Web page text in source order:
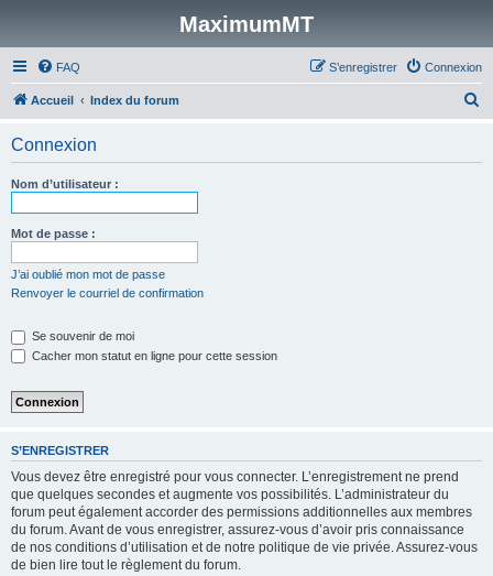
MaximumMT
FAQ Connexion
S’enregistrer
Accueil Index du forum
Connexion
Nom d’utilisateur :
Mot de passe :
J’ai oublié mon mot de passe
Renvoyer le courriel de confirmation
Se souvenir de moi
Cacher mon statut en ligne pour cette session
S’ENREGISTRER
Vous devez être enregistré pour vous connecter. L’enregistrement ne prend
que quelques secondes et augmente vos possibilités. L’administrateur du
forum peut également accorder des permissions additionnelles aux membres
du forum. Avant de vous enregistrer, assurez-vous d’avoir pris connaissance
de nos conditions d’utilisation et de notre politique de vie privée. Assurez-vous
de bien lire tout le règlement du forum.